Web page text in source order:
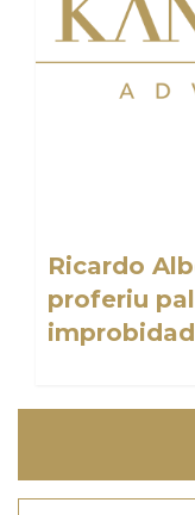
Ricardo
proferiu